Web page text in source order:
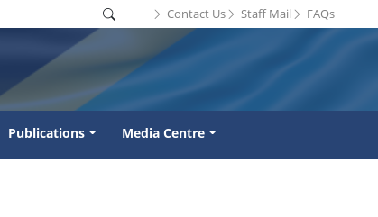
Contact Us Staff Mail FAQs
Publications Media Centre